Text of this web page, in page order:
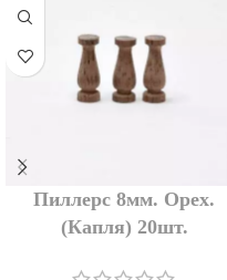
Пиллерс 8мм. Орех.
(Капля) 20шт.